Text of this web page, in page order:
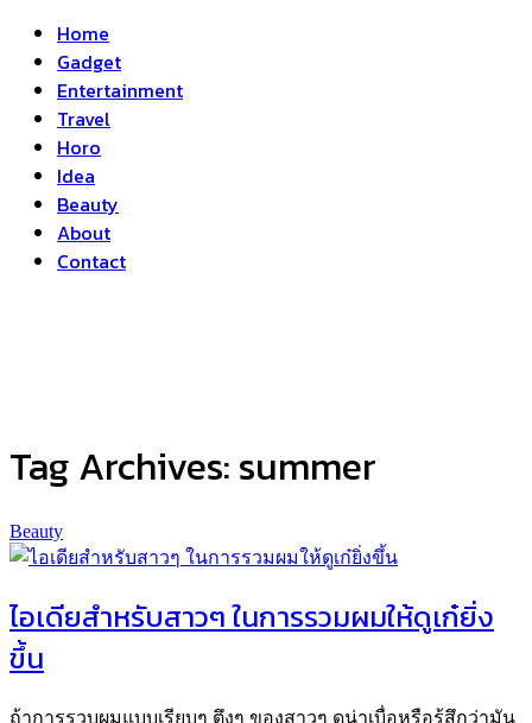
Home
Gadget
Entertainment
Travel
Horo
Idea
Beauty
About
Contact
Tag Archives:summer
Beauty
ไอเดียสำหรับสาวๆ ในการรวมผมให้ดูเก๋ยิ่ง
ขึ้น
ถ้าการรวบผมแบบเรียบๆ ตึงๆ ของสาวๆ ดูน่าเบื่อหรือรู้สึกว่ามัน